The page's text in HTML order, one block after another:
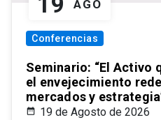
AGO
Conferencias
Seminario: “El Activo
el envejecimiento
mercados y
19 de Agosto de 2026